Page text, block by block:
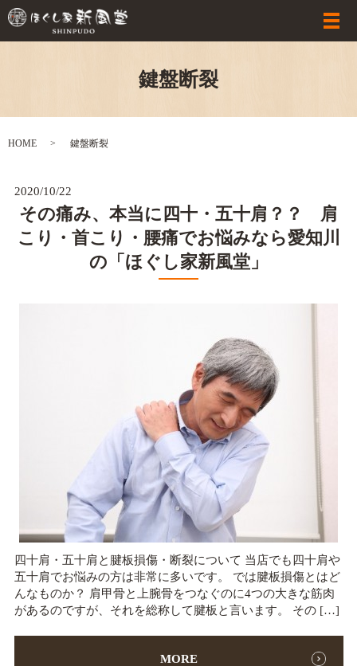
鍵盤断裂
HOME 鍵盤断裂
2020/10/22
その痛み、本当に四十・五十肩？？ 肩
こり・首こり・腰痛でお悩みなら愛知川
の「ほぐし家新風堂」
四十肩・五十肩と腱板損傷・断裂について 当店でも四十肩や
五十肩でお悩みの方は非常に多いです。 では腱板損傷とはど
んなものか？ 肩甲骨と上腕骨をつなぐのに4つの大きな筋肉
があるのですが、それを総称して腱板と言います。 その […]
MORE